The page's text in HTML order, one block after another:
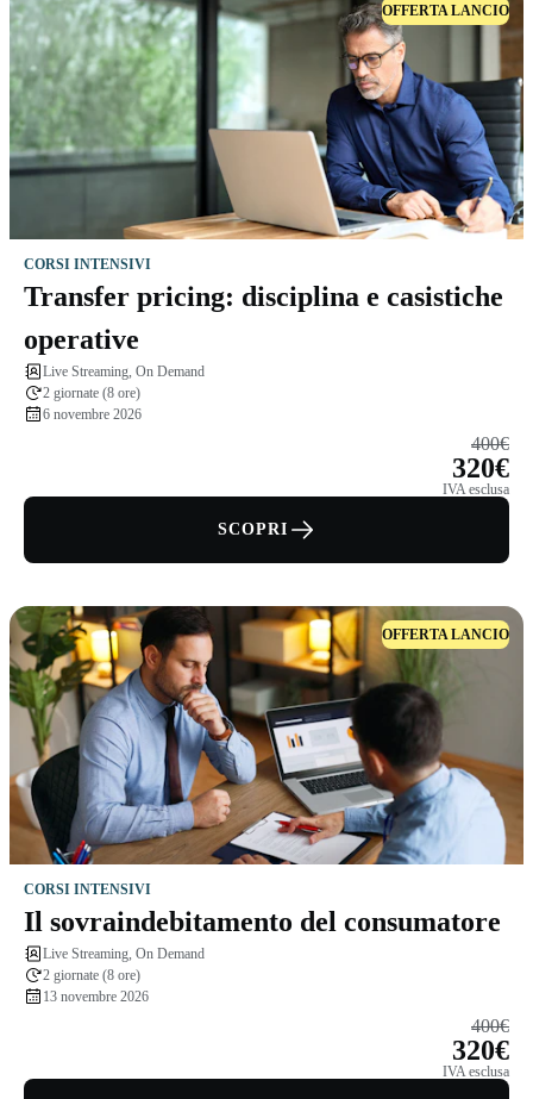
OFFERTA LANCIO
CORSI INTENSIVI
Transfer pricing: disciplina e casistiche
operative
Live Streaming, On Demand
2 giornate (8 ore)
6 novembre 2026
400€
320€
IVA esclusa
SCOPRI
OFFERTA LANCIO
CORSI INTENSIVI
Il sovraindebitamento del consumatore
Live Streaming, On Demand
2 giornate (8 ore)
13 novembre 2026
400€
320€
IVA esclusa